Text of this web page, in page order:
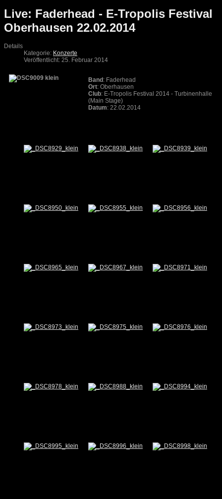
Live: Faderhead - E-Tropolis Festival
Oberhausen 22.02.2014
Details
Kategorie: Konzerte
Veröffentlicht: 25. Februar 2014
Band : Faderhead
Ort: Oberhausen
Club: E-Tropolis Festival 2014 - Turbinenhalle
(Main Stage)
Datum: 22.02.2014